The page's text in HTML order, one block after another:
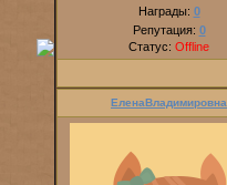
Награды: 0
Репутация: 0
Статус: Offline
ЕленаВладимировна